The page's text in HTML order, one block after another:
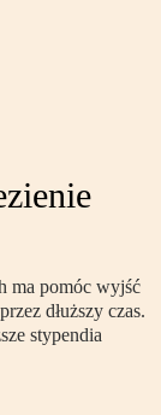
ma pomóc wyjść
dłuższy czas.
stypendia